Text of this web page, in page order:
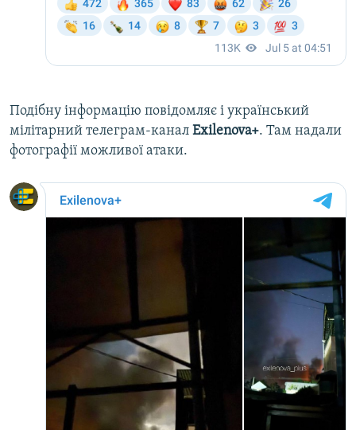
Подібну інформацію повідомляє і український
мілітарний телеграм-канал Еxilenova+. Там надали
фотографії можливої атаки.